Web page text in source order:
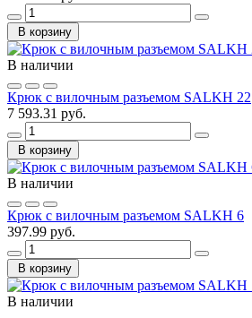
В корзину
В наличии
Крюк с вилочным разъемом SALKH 22
7 593.31 руб.
В корзину
В наличии
Крюк с вилочным разъемом SALKH 6
397.99 руб.
В корзину
В наличии